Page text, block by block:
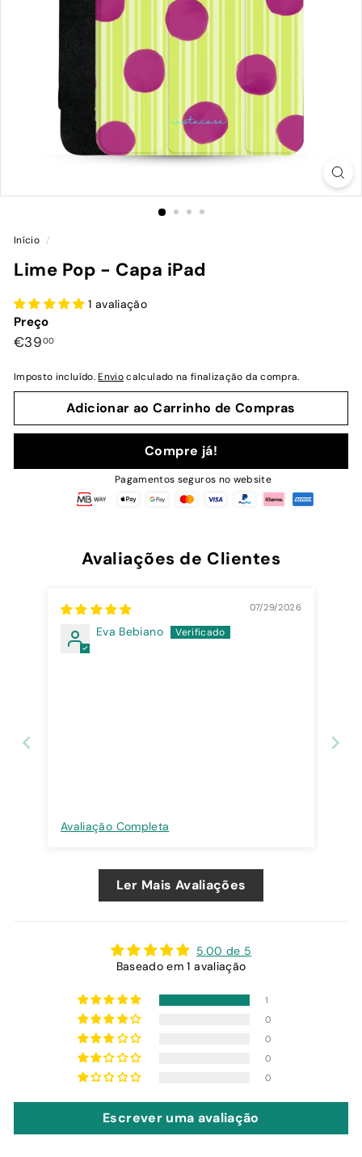
Início /
Lime Pop - Capa iPad
1 avaliação
Preço
Preço
€3900€39,00
Imposto incluído.Enviocalculado na finalização da compra.
Adicionar ao Carrinho de Compras
Compre já!
Pagamentos seguros no website
Avaliações de Clientes
07/29/2026
Eva Bebiano
Avaliação Completa
Ler Mais Avaliações
5.00 de 5
Baseado em 1 avaliação
1
0
0
0
0
Escrever uma avaliação